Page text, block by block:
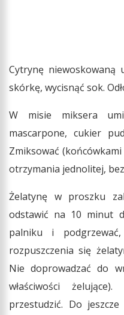
Cytrynę niewoskowaną
skórkę, wycisnąć sok.
W misie miksera
mascarpone, cukier
Zmiksować
otrzymania jednolitej,
Żelatynę w proszku
odstawić na 10 minut
palniku i
rozpuszczenia się
Nie doprowadzać do
właściwości
przestudzić. Do